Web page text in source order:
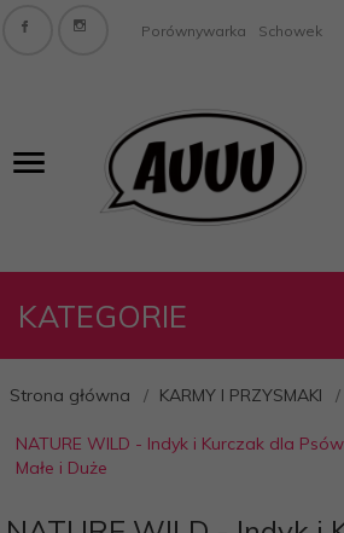
Porównywarka Schowek
KATEGORIE
Strona główna KARMY I PRZYSMAKI
NATURE WILD - Indyk i Kurczak dla
Małe i Duże